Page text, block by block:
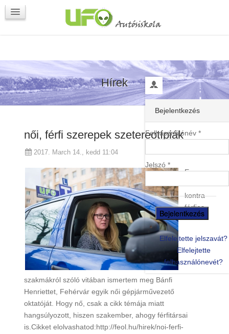
Programok
Bejelentkezés
Felhasználónév *
Jelszó *
Elfelejtette jelszavát?
Elfelejtette
felhasználónevét?
Hírek
női, férfi szerepek szetereotípiák
2017. March 14., kedd 11:04
Egy
kontra
férfias
szakmákról szóló vitában ismertem meg Bánfi
Henriettet, Fehérvár egyik női gépjárművezető
oktatóját. Hogy nő, csak a cikk témája miatt
hangsúlyozott, hiszen szakember, ahogy férfitársai
is.Cikket elolvashatod:http://feol.hu/hirek/noi-ferfi-